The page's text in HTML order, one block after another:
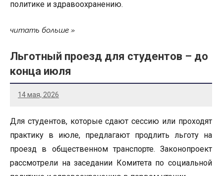
политике и здравоохранению.
читать больше
Льготный проезд для студентов – до
конца июля
14 мая, 2026
Для студентов, которые сдают сессию или проходят
практику в июле, предлагают продлить льготу на
проезд в общественном транспорте. Законопроект
рассмотрели на заседании Комитета по социальной